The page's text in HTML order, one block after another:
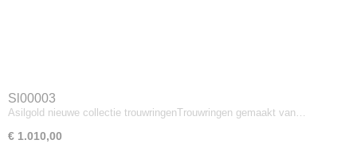
Sl00003
Asilgold nieuwe collectie trouwringenTrouwringen gemaakt van…
€ 1.010,00